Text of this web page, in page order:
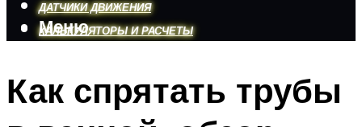
ДАТЧИКИ ДВИЖЕНИЯ
КАЛЬКУЛЯТОРЫ И РАСЧЕТЫ
Меню
Меню
Как спрятать трубы